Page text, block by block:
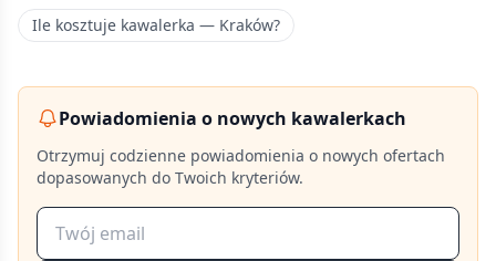
Ile kosztuje kawalerka — Kraków?
Powiadomienia o nowych kawalerkach
Otrzymuj codzienne powiadomienia o nowych ofertach
dopasowanych do Twoich kryteriów.